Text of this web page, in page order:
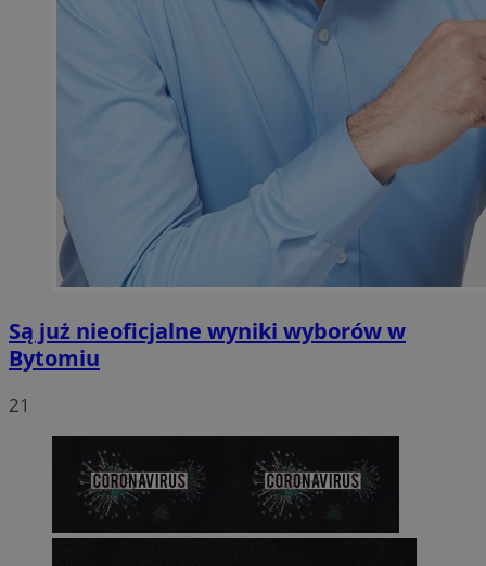
Są już nieoficjalne wyniki wyborów w
Bytomiu
21